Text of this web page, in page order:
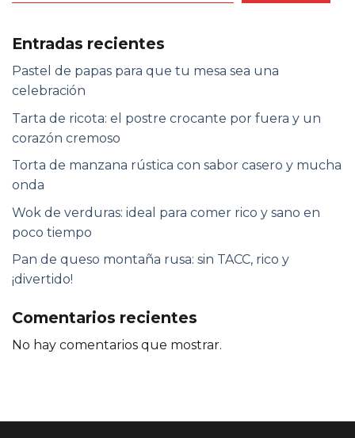
Entradas recientes
Pastel de papas para que tu mesa sea una
celebración
Tarta de ricota: el postre crocante por fuera y un
corazón cremoso
Torta de manzana rústica con sabor casero y mucha
onda
Wok de verduras: ideal para comer rico y sano en
poco tiempo
Pan de queso montaña rusa: sin TACC, rico y
¡divertido!
Comentarios recientes
No hay comentarios que mostrar.